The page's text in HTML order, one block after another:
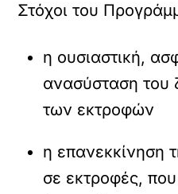
Στόχοι του
η ουσιαστική,
ανασύσταση του
των εκτροφών
η επανεκκίνηση
σε εκτροφές,